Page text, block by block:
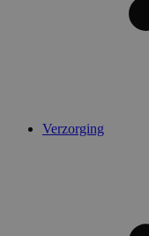
Verzorging